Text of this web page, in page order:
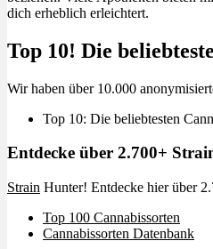
dich erheblich erleichtert.
Top 10! Die
Wir haben über 10.000
Top 10: Die beliebtesten
Entdecke über 2.700+
Strain Hunter! Entdecke hier über
Top 100 Cannabissorten
Cannabissorten Datenbank